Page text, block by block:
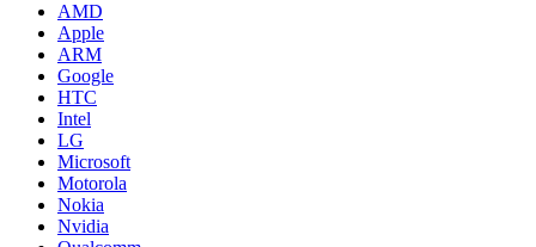
AMD
Apple
ARM
Google
HTC
Intel
LG
Microsoft
Motorola
Nokia
Nvidia